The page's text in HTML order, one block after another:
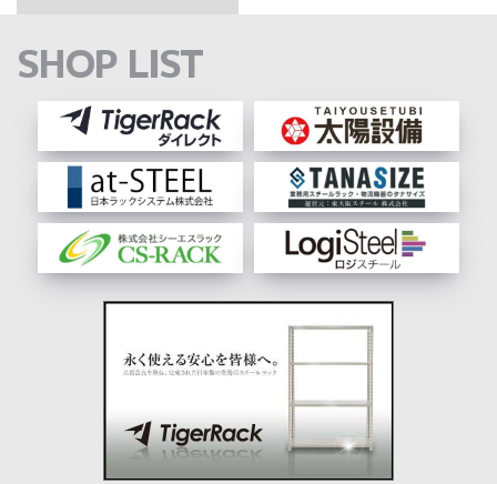
SHOP LIST